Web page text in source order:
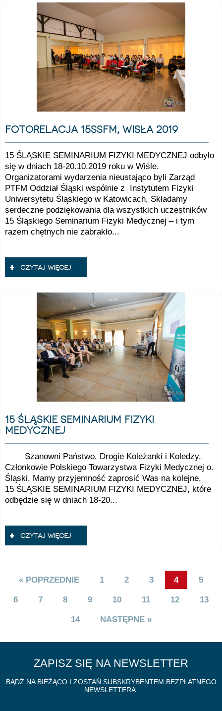
fotorelacja 15ssfm, wisła 2019
15 ŚLĄSKIE SEMINARIUM FIZYKI MEDYCZNEJ odbyło
się w dniach 18-20.10.2019 roku w Wiśle.
Organizatorami wydarzenia nieustająco byli Zarząd
PTFM Oddział Śląski wspólnie z Instytutem Fizyki
Uniwersytetu Śląskiego w Katowicach, Składamy
serdeczne podziękowania dla wszystkich uczestników
15 Śląskiego Seminarium Fizyki Medycznej – i tym
razem chętnych nie zabrakło...
czytaj więcej
15 śląskie seminarium fizyki
medycznej
Szanowni Państwo, Drogie Koleżanki i Koledzy,
Członkowie Polskiego Towarzystwa Fizyki Medycznej o.
Śląski, Mamy przyjemność zaprosić Was na kolejne,
15 ŚLĄSKIE SEMINARIUM FIZYKI MEDYCZNEJ, które
odbędzie się w dniach 18-20...
czytaj więcej
« POPRZEDNIE 1 2 3 4 5
6 7 8 9 10 11 12 13
14 NASTĘPNE »
ZAPISZ SIĘ NA NEWSLETTER
BĄDŹ NA BIEŻĄCO I ZOSTAŃ SUBSKRYBENTEM BEZPŁATNEGO
NEWSLETTERA.